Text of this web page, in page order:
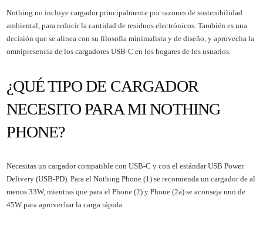
Nothing no incluye cargador principalmente por razones de sostenibilidad
ambiental, para reducir la cantidad de residuos electrónicos. También es una
decisión que se alinea con su filosofía minimalista y de diseño, y aprovecha la
omnipresencia de los cargadores USB-C en los hogares de los usuarios.
¿QUÉ TIPO DE CARGADOR
NECESITO PARA MI NOTHING
PHONE?
Necesitas un cargador compatible con USB-C y con el estándar USB Power
Delivery (USB-PD). Para el Nothing Phone (1) se recomienda un cargador de al
menos 33W, mientras que para el Phone (2) y Phone (2a) se aconseja uno de
45W para aprovechar la carga rápida.